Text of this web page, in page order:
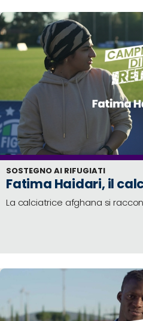
SOSTEGNO AI RIFUGIATI
Fatima Haidari, il
La calciatrice afghana si